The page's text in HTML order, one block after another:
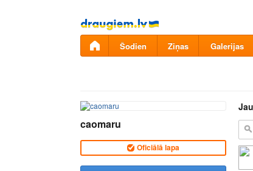
Pāriet
uz
saturu
Šodien Ziņas Galerijas
caomaru
Oficiālā lapa